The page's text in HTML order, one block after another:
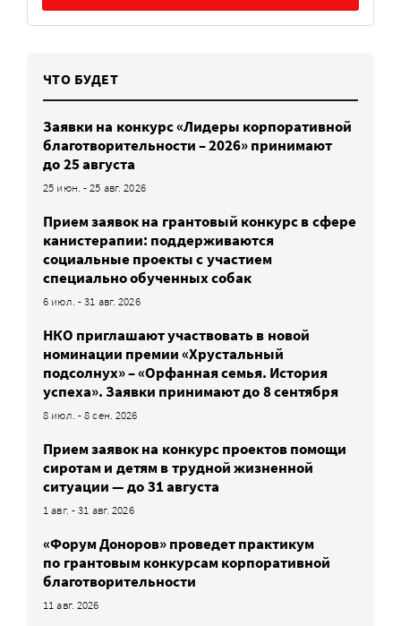
ЧТО БУДЕТ
Заявки на конкурс «Лидеры корпоративной
благотворительности – 2026» принимают
до 25 августа
25 июн. - 25 авг. 2026
Прием заявок на грантовый конкурс в сфере
канистерапии: поддерживаются
социальные проекты с участием
специально обученных собак
6 июл. - 31 авг. 2026
НКО приглашают участвовать в новой
номинации премии «Хрустальный
подсолнух» – «Орфанная семья. История
успеха». Заявки принимают до 8 сентября
8 июл. - 8 сен. 2026
Прием заявок на конкурс проектов помощи
сиротам и детям в трудной жизненной
ситуации — до 31 августа
1 авг. - 31 авг. 2026
«Форум Доноров» проведет практикум
по грантовым конкурсам корпоративной
благотворительности
11 авг. 2026